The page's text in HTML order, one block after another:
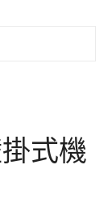
式機